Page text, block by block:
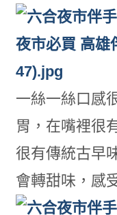
一絲一絲口感
胃，在嘴裡很
很有傳統古早
會轉甜味，感